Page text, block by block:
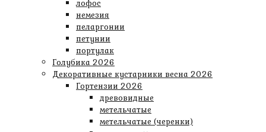
лофос
немезия
пеларгонии
петунии
портулак
Голубика 2026
Декоративные кустарники весна 2026
Гортензии 2026
древовидные
метельчатые
метельчатые (черенки)